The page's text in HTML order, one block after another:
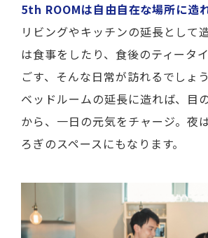
5th ROOMは自由自在な場所に造れ
リビングやキッチンの延長として
は食事をしたり、食後のティータ
ごす、そんな日常が訪れるでしょう
ベッドルームの延長に造れば、目
から、一日の元気をチャージ。夜
ろぎのスペースにもなります。